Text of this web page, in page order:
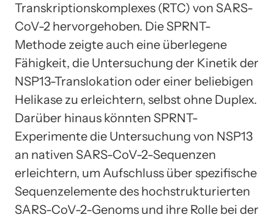
Transkriptionskomplexes (RTC) von SARS-
CoV-2 hervorgehoben. Die SPRNT-
Methode zeigte auch eine überlegene
Fähigkeit, die Untersuchung der Kinetik der
NSP13-Translokation oder einer beliebigen
Helikase zu erleichtern, selbst ohne Duplex.
Darüber hinaus könnten SPRNT-
Experimente die Untersuchung von NSP13
an nativen SARS-CoV-2-Sequenzen
erleichtern, um Aufschluss über spezifische
Sequenzelemente des hochstrukturierten
SARS-CoV-2-Genoms und ihre Rolle bei der